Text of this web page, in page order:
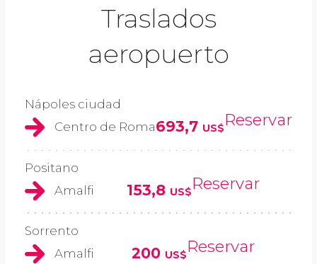
Traslados
aeropuerto
Nápoles ciudad
Centro de Roma693,7 US$Reservar
Positano
Amalfi
153,8 US$Reservar
Sorrento
Amalfi
200 US$Reservar